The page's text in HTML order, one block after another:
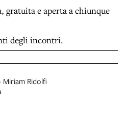
gratuita e aperta a chiunque
degli incontri.
Miriam Ridolfi